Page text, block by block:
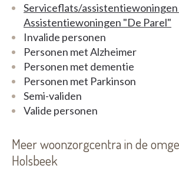
Serviceflats/assistentiewoningen
Assistentiewoningen "De Parel"
Invalide personen
Personen met Alzheimer
Personen met dementie
Personen met Parkinson
Semi-validen
Valide personen
Meer woonzorgcentra in de
Holsbeek